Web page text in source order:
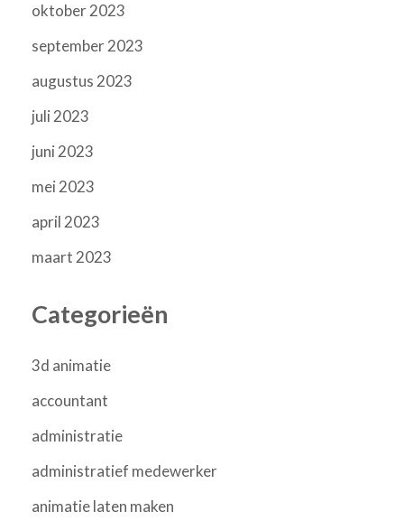
oktober 2023
september 2023
augustus 2023
juli 2023
juni 2023
mei 2023
april 2023
maart 2023
Categorieën
3d animatie
accountant
administratie
administratief medewerker
animatie laten maken